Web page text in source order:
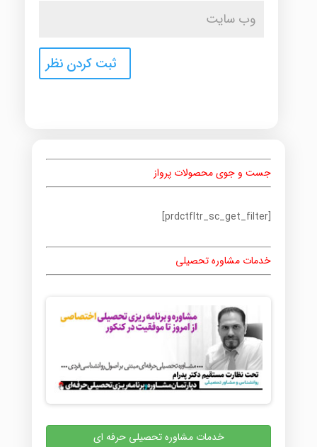
جست و جوی محصولات پرواز
[prdctfltr_sc_get_filter]
خدمات مشاوره تحصیلی
خدمات مشاوره تحصیلی حرفه ای